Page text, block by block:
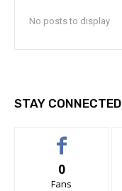
No posts to display
STAY CONNECTED
0
Fans